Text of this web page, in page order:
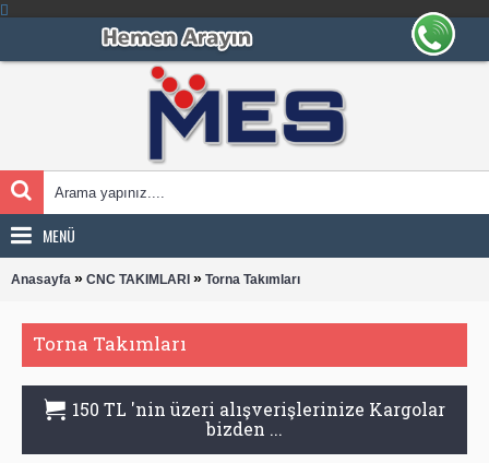
MENÜ
Anasayfa » CNC TAKIMLARI » Torna Takımları
Torna Takımları
150 TL 'nin üzeri alışverişlerinize Kargolar
bizden ...